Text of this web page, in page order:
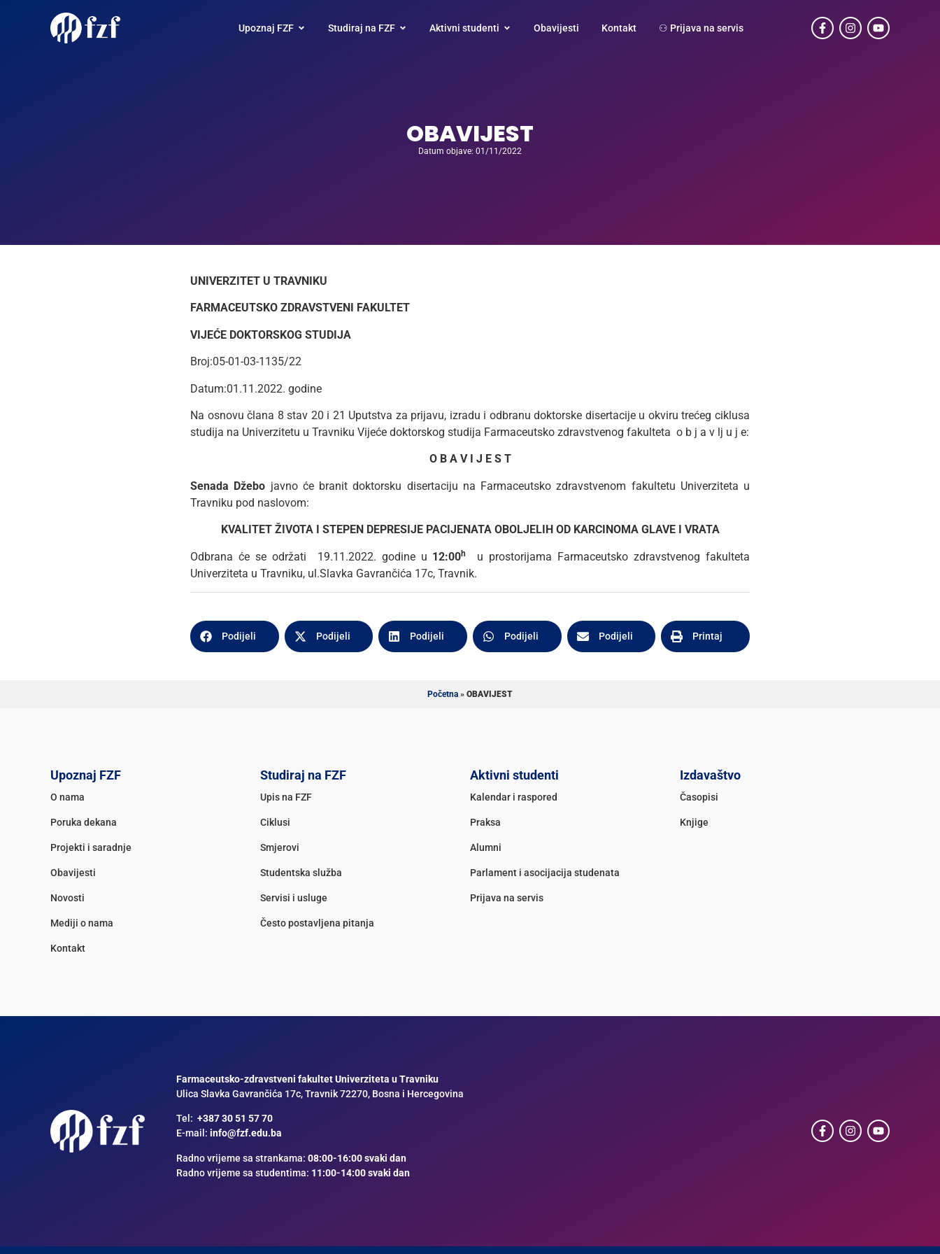
Upoznaj FZF Studiraj na FZF Aktivni studenti Obavijesti Kontakt ⚇ Prijava na servis
OBAVIJEST
Datum objave: 01/11/2022
UNIVERZITET U TRAVNIKU
FARMACEUTSKO ZDRAVSTVENI FAKULTET
VIJEĆE DOKTORSKOG STUDIJA
Broj:05-01-03-1135/22
Datum:01.11.2022. godine
Na osnovu člana 8 stav 20 i 21 Uputstva za prijavu, izradu i odbranu doktorske disertacije u okviru trećeg ciklusa
studija na Univerzitetu u Travniku Vijeće doktorskog studija Farmaceutsko zdravstvenog fakulteta o b j a v lj u j e:
O B A V I J E S T
Senada Džebo javno će branit doktorsku disertaciju na Farmaceutsko zdravstvenom fakultetu Univerziteta u
Travniku pod naslovom:
KVALITET ŽIVOTA I STEPEN DEPRESIJE PACIJENATA OBOLJELIH OD KARCINOMA GLAVE I VRATA
Odbrana će se održati 19.11.2022. godine u 12:00h
u prostorijama Farmaceutsko zdravstvenog fakulteta
Univerziteta u Travniku, ul.Slavka Gavrančića 17c, Travnik.
Podijeli Podijeli Podijeli Podijeli Podijeli Printaj
Početna » OBAVIJEST
Upoznaj FZF
O nama
Poruka dekana
Projekti i saradnje
Obavijesti
Novosti
Mediji o nama
Kontakt
Studiraj na FZF
Upis na FZF
Ciklusi
Smjerovi
Studentska služba
Servisi i usluge
Često postavljena pitanja
Aktivni studenti
Kalendar i raspored
Praksa
Alumni
Parlament i asocijacija studenata
Prijava na servis
Izdavaštvo
Časopisi
Knjige
Farmaceutsko-zdravstveni fakultet Univerziteta u Travniku
Ulica Slavka Gavrančića 17c, Travnik 72270, Bosna i Hercegovina
Tel: +387 30 51 57 70
E-mail: info@fzf.edu.ba
Radno vrijeme sa strankama: 08:00-16:00 svaki dan
Radno vrijeme sa studentima: 11:00-14:00 svaki dan